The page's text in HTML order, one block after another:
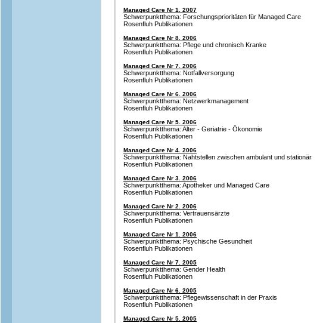
Managed Care Nr 1. 2007
Schwerpunktthema: Forschungsprioritäten für Managed Care
Rosenfluh Publikationen
Managed Care Nr 8. 2006
Schwerpunktthema: Pflege und chronisch Kranke
Rosenfluh Publikationen
Managed Care Nr 7. 2006
Schwerpunktthema: Notfallversorgung
Rosenfluh Publikationen
Managed Care Nr 6. 2006
Schwerpunktthema: Netzwerkmanagement
Rosenfluh Publikationen
Managed Care Nr 5. 2006
Schwerpunktthema: Alter - Geriatrie - Ökonomie
Rosenfluh Publikationen
Managed Care Nr 4. 2006
Schwerpunktthema: Nahtstellen zwischen ambulant und stationär
Rosenfluh Publikationen
Managed Care Nr 3. 2006
Schwerpunktthema: Apotheker und Managed Care
Rosenfluh Publikationen
Managed Care Nr 2. 2006
Schwerpunktthema: Vertrauensärzte
Rosenfluh Publikationen
Managed Care Nr 1. 2006
Schwerpunktthema: Psychische Gesundheit
Rosenfluh Publikationen
Managed Care Nr 7. 2005
Schwerpunktthema: Gender Health
Rosenfluh Publikationen
Managed Care Nr 6. 2005
Schwerpunktthema: Pflegewissenschaft in der Praxis
Rosenfluh Publikationen
Managed Care Nr 5. 2005